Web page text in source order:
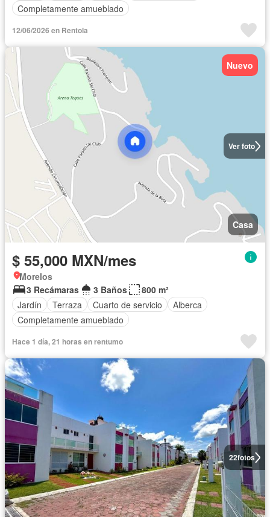
Completamente amueblado
12/06/2026 en Rentola
Ver foto
Nuevo
Casa
$ 55,000 MXN/mes
Morelos
3 Recámaras
3 Baños
800 m²
Jardín
Terraza Cuarto de servicio
Alberca
Completamente amueblado
Hace 1 día, 21 horas en rentumo
22fotos